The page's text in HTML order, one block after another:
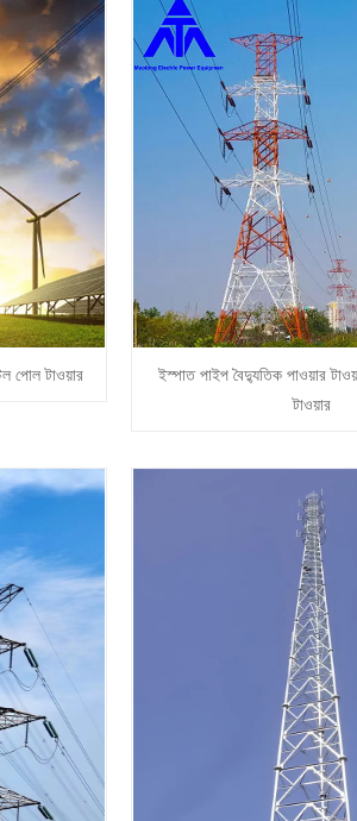
পোল টাওয়ার
ইস্পাত পাইপ বৈদ্যুতিক পাওয়ার
টাওয়ার